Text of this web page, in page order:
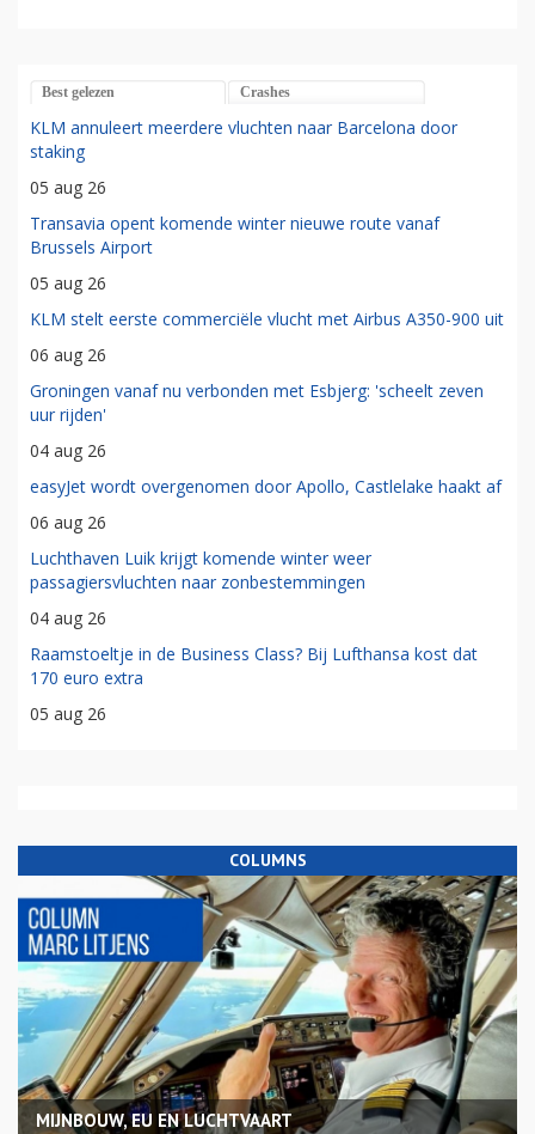
Best gelezen Crashes
KLM annuleert meerdere vluchten naar Barcelona door
staking
05 aug 26
Transavia opent komende winter nieuwe route vanaf
Brussels Airport
05 aug 26
KLM stelt eerste commerciële vlucht met Airbus A350-900 uit
06 aug 26
Groningen vanaf nu verbonden met Esbjerg: 'scheelt zeven
uur rijden'
04 aug 26
easyJet wordt overgenomen door Apollo, Castlelake haakt af
06 aug 26
Luchthaven Luik krijgt komende winter weer
passagiersvluchten naar zonbestemmingen
04 aug 26
Raamstoeltje in de Business Class? Bij Lufthansa kost dat
170 euro extra
05 aug 26
COLUMNS
MIJNBOUW, EU EN LUCHTVAART